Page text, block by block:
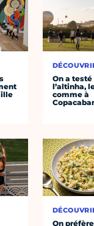
On a testé
l’altinha,
comme à
On préfère